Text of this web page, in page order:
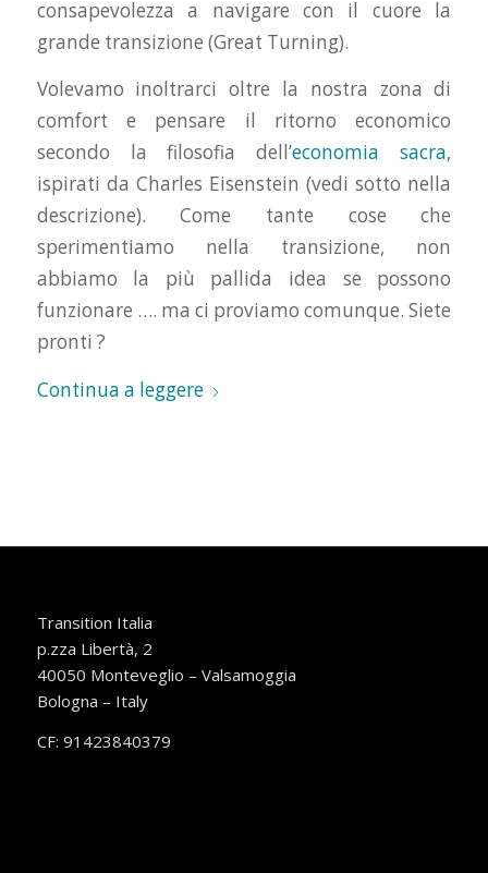
consapevolezza a navigare con il cuore la
grande transizione (Great Turning).
Volevamo inoltrarci oltre la nostra zona di
comfort e pensare il ritorno economico
secondo la filosofia dell’economia sacra,
ispirati da Charles Eisenstein (vedi sotto nella
descrizione). Come tante cose che
sperimentiamo nella transizione, non
abbiamo la più pallida idea se possono
funzionare …. ma ci proviamo comunque. Siete
pronti ?
Continua a leggere
Transition Italia
p.zza Libertà, 2
40050 Monteveglio – Valsamoggia
Bologna – Italy
CF: 91423840379